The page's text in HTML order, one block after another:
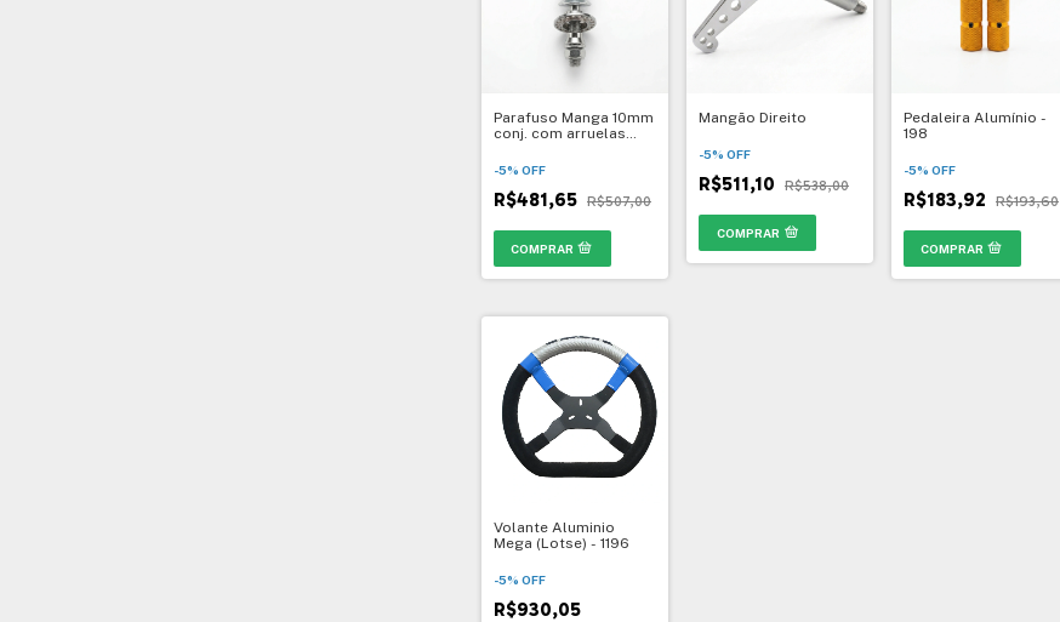
Parafuso Manga 10mm
conj. com arruelas
-5% OFF
R$481,65 R$507,00
Mangão Direito
-5% OFF
R$511,10 R$538,00
COMPRAR
Pedaleira Alumínio -
198
-5% OFF
R$183,92 R$193,60
Volante Aluminio
Mega (Lotse) - 1196
-5% OFF
R$930,05